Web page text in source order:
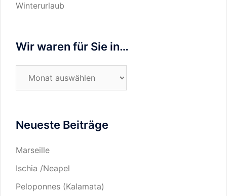
Winterurlaub
Wir waren für Sie in…
in…
Neueste Beiträge
Marseille
Ischia /Neapel
Peloponnes (Kalamata)